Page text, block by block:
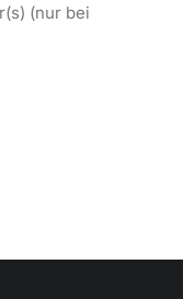
(nur bei